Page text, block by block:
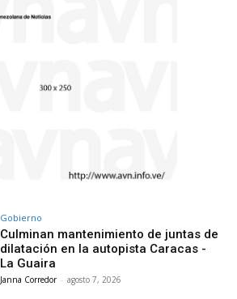
Gobierno
Culminan mantenimiento de juntas de
dilatación en la autopista Caracas -
La Guaira
Janna Corredor - agosto 7, 2026